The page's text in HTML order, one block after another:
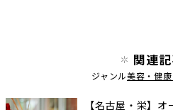
関連
ジャンル美容・健
【名古屋・栄】